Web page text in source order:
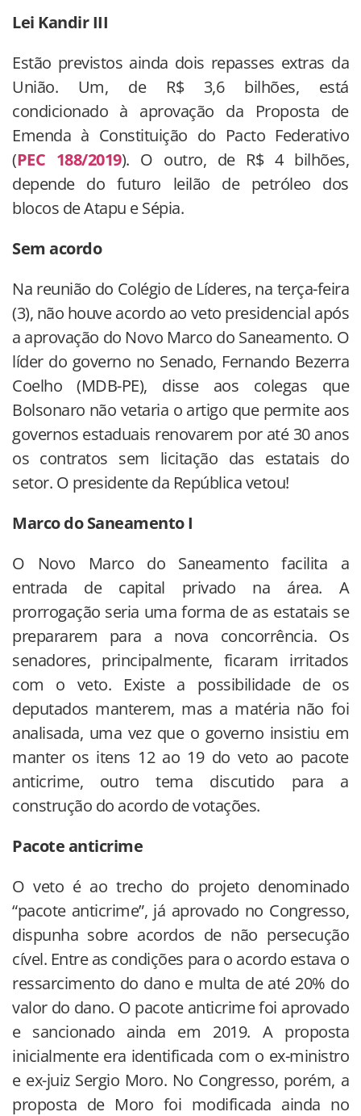
Lei Kandir III
Estão previstos ainda dois repasses extras da
União. Um, de R$ 3,6 bilhões, está
condicionado à aprovação da Proposta de
Emenda à Constituição do Pacto Federativo
(PEC 188/2019). O outro, de R$ 4 bilhões,
depende do futuro leilão de petróleo dos
blocos de Atapu e Sépia.
Sem acordo
Na reunião do Colégio de Líderes, na terça-feira
(3), não houve acordo ao veto presidencial após
a aprovação do Novo Marco do Saneamento. O
líder do governo no Senado, Fernando Bezerra
Coelho (MDB-PE), disse aos colegas que
Bolsonaro não vetaria o artigo que permite aos
governos estaduais renovarem por até 30 anos
os contratos sem licitação das estatais do
setor. O presidente da República vetou!
Marco do Saneamento I
O Novo Marco do Saneamento facilita a
entrada de capital privado na área. A
prorrogação seria uma forma de as estatais se
prepararem para a nova concorrência. Os
senadores, principalmente, ficaram irritados
com o veto. Existe a possibilidade de os
deputados manterem, mas a matéria não foi
analisada, uma vez que o governo insistiu em
manter os itens 12 ao 19 do veto ao pacote
anticrime, outro tema discutido para a
construção do acordo de votações.
Pacote anticrime
O veto é ao trecho do projeto denominado
“pacote anticrime”, já aprovado no Congresso,
dispunha sobre acordos de não persecução
cível. Entre as condições para o acordo estava o
ressarcimento do dano e multa de até 20% do
valor do dano. O pacote anticrime foi aprovado
e sancionado ainda em 2019. A proposta
inicialmente era identificada com o ex-ministro
e ex-juiz Sergio Moro. No Congresso, porém, a
proposta de Moro foi modificada ainda no